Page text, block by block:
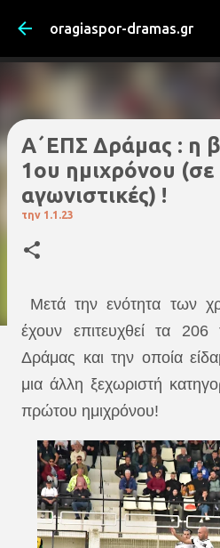
Μετάβαση στο
oragiaspor-dramas.gr
Α΄ΕΠΣ Δράμας : η
1ου ημιχρόνου (σε
αγωνιστικές) !
την 1.1.23
Mετά την ενότητα των
έχουν επιτευχθεί τα
Δράμας και την οποία
μια άλλη ξεχωριστή
πρώτου ημιχρόνου!